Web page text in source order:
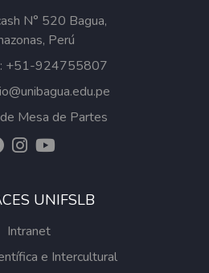
N° 520 Bagua,
Perú
+51-924755807
Mesa de Partes
UNIFSLB
Intranet
e Intercultural